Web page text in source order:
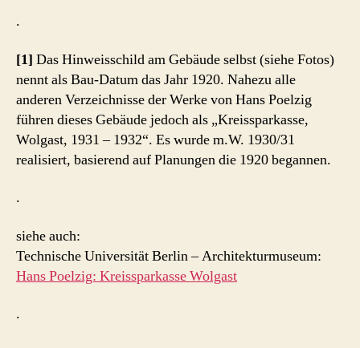
.
[1] Das Hinweisschild am Gebäude selbst (siehe Fotos)
nennt als Bau-Datum das Jahr 1920. Nahezu alle
anderen Verzeichnisse der Werke von Hans Poelzig
führen dieses Gebäude jedoch als „Kreissparkasse,
Wolgast, 1931 – 1932“. Es wurde m.W. 1930/31
realisiert, basierend auf Planungen die 1920 begannen.
.
siehe auch:
Technische Universität Berlin – Architekturmuseum:
Hans Poelzig: Kreissparkasse Wolgast
.